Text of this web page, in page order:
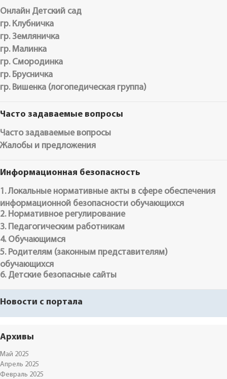
Онлайн Детский сад
гр. Клубничка
гр. Земляничка
гр. Малинка
гр. Смородинка
гр. Брусничка
гр. Вишенка (логопедическая группа)
Часто задаваемые вопросы
Часто задаваемые вопросы
Жалобы и предложения
Информационная безопасность
1. Локальные нормативные акты в сфере обеспечения
информационной безопасности обучающихся
2. Нормативное регулирование
3. Педагогическим работникам
4. Обучающимся
5. Родителям (законным представителям)
обучающихся
6. Детские безопасные сайты
Новости с портала
Архивы
Май 2025
Апрель 2025
Февраль 2025